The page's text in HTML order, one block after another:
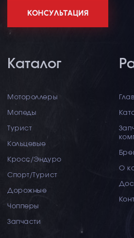
КОНСУЛЬТАЦИЯ
Каталог
Мотороллеры
Мопеды
Турист
Кольцевые
Кросс/Эндуро
Спорт/Турист
Дорожные
Чопперы
Запчасти
О